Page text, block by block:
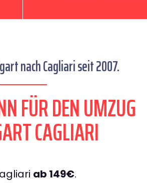
nach Cagliari seit 2007.
FÜR DEN UMZUG
CAGLIARI
ab 149€.